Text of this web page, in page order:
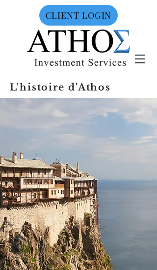
CLIENT LOGIN
L'histoire d'Athos